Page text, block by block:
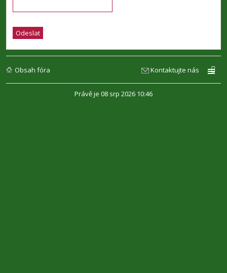
Obsah fóra Kontaktujte nás
Právě je 08 srp 2026 10:46